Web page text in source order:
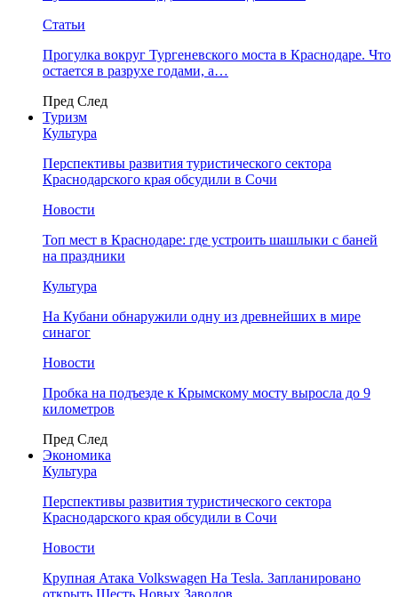
Статьи
Прогулка вокруг Тургеневского моста в Краснодаре. Что
остается в разрухе годами, а…
Пред След
Туризм
Культура
Перспективы развития туристического сектора
Краснодарского края обсудили в Сочи
Новости
Топ мест в Краснодаре: где устроить шашлыки с баней
на праздники
Культура
На Кубани обнаружили одну из древнейших в мире
синагог
Новости
Пробка на подъезде к Крымскому мосту выросла до 9
километров
Пред След
Экономика
Культура
Перспективы развития туристического сектора
Краснодарского края обсудили в Сочи
Новости
Крупная Атака Volkswagen На Tesla. Запланировано
открыть Шесть Новых Заводов